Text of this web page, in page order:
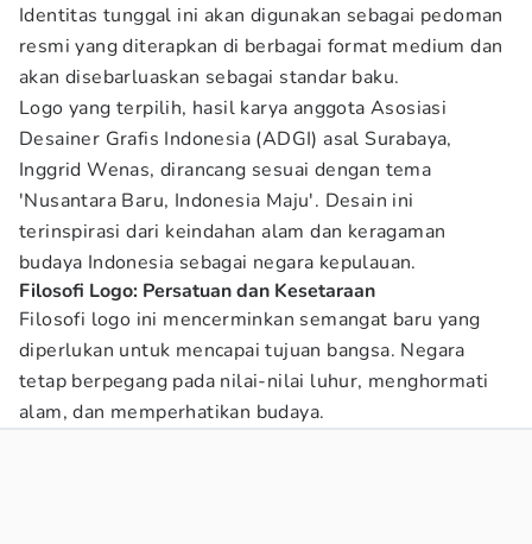
Identitas tunggal ini akan digunakan sebagai pedoman
resmi yang diterapkan di berbagai format medium dan
akan disebarluaskan sebagai standar baku.
Logo yang terpilih, hasil karya anggota Asosiasi
Desainer Grafis Indonesia (ADGI) asal Surabaya,
Inggrid Wenas, dirancang sesuai dengan tema
'Nusantara Baru, Indonesia Maju'. Desain ini
terinspirasi dari keindahan alam dan keragaman
budaya Indonesia sebagai negara kepulauan.
Filosofi Logo: Persatuan dan Kesetaraan
Filosofi logo ini mencerminkan semangat baru yang
diperlukan untuk mencapai tujuan bangsa. Negara
tetap berpegang pada nilai-nilai luhur, menghormati
alam, dan memperhatikan budaya.